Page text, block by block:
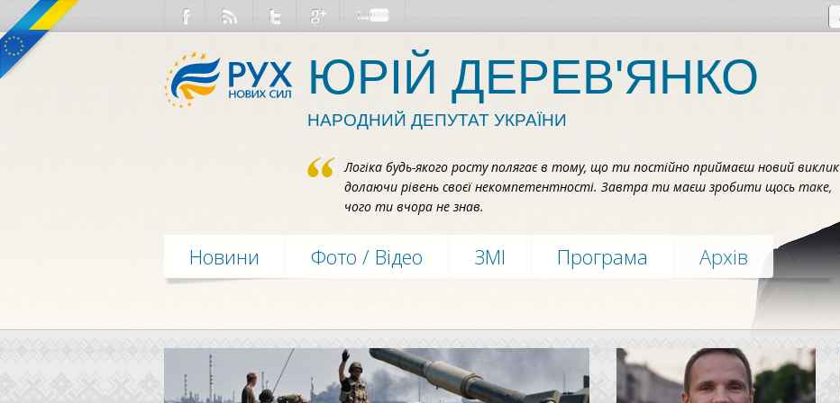
ЮРІЙ ДЕРЕВ'ЯНКО
НАРОДНИЙ ДЕПУТАТ УКРАЇНИ
Логіка будь-якого росту полягає в тому, що ти постійно приймаєш новий виклик
долаючи рівень своєї некомпетентності. Завтра ти маєш зробити щось таке,
чого ти вчора не знав.
Новини Фото / Відео ЗМІ Програма Архів